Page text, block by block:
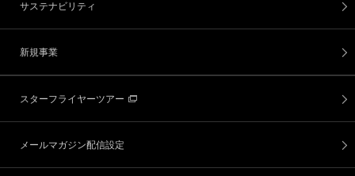
サステナビリティ
新規事業
スターフライヤーツアー
メールマガジン配信設定